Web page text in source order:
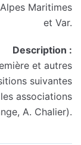
Alpes Maritimes
et Var.
Description :
et autres
suivantes
associations
A. Chalier).